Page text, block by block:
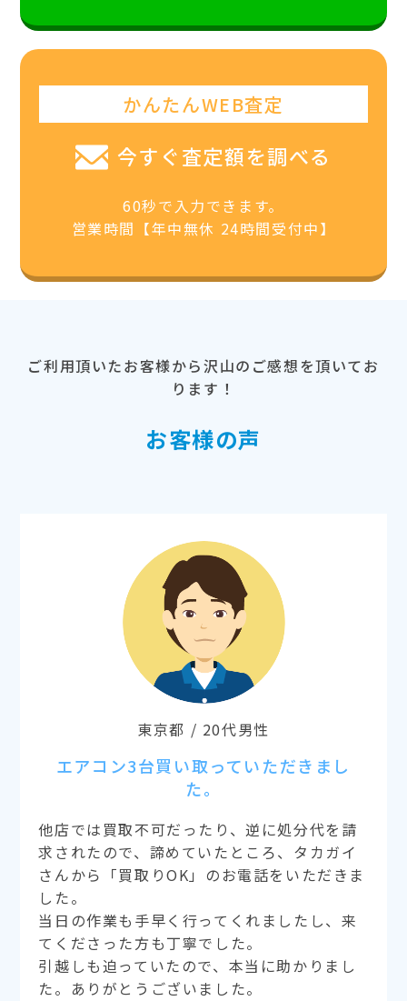
かんたんWEB査定
今すぐ査定額を調べる
60秒で入力できます。
営業時間【年中無休 24時間受付中】
ご利用頂いたお客様から沢山のご感想を頂いてお
ります！
お客様の声
東京都 / 20代男性
エアコン3台買い取っていただきまし
た。
他店では買取不可だったり、逆に処分代を請
求されたので、諦めていたところ、タカガイ
さんから「買取りOK」のお電話をいただきま
した。
当日の作業も手早く行ってくれましたし、来
てくださった方も丁寧でした。
引越しも迫っていたので、本当に助かりまし
た。ありがとうございました。